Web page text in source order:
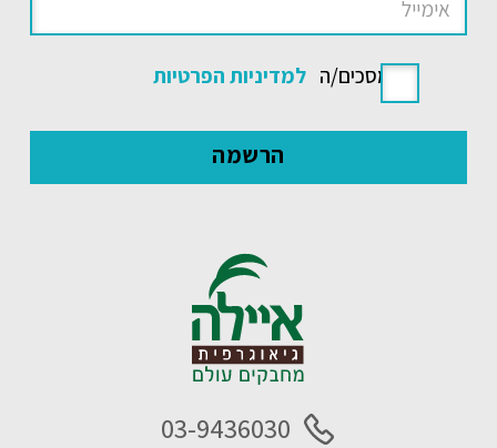
אני מסכים/ה למדיניות הפרטיות
03-9436030